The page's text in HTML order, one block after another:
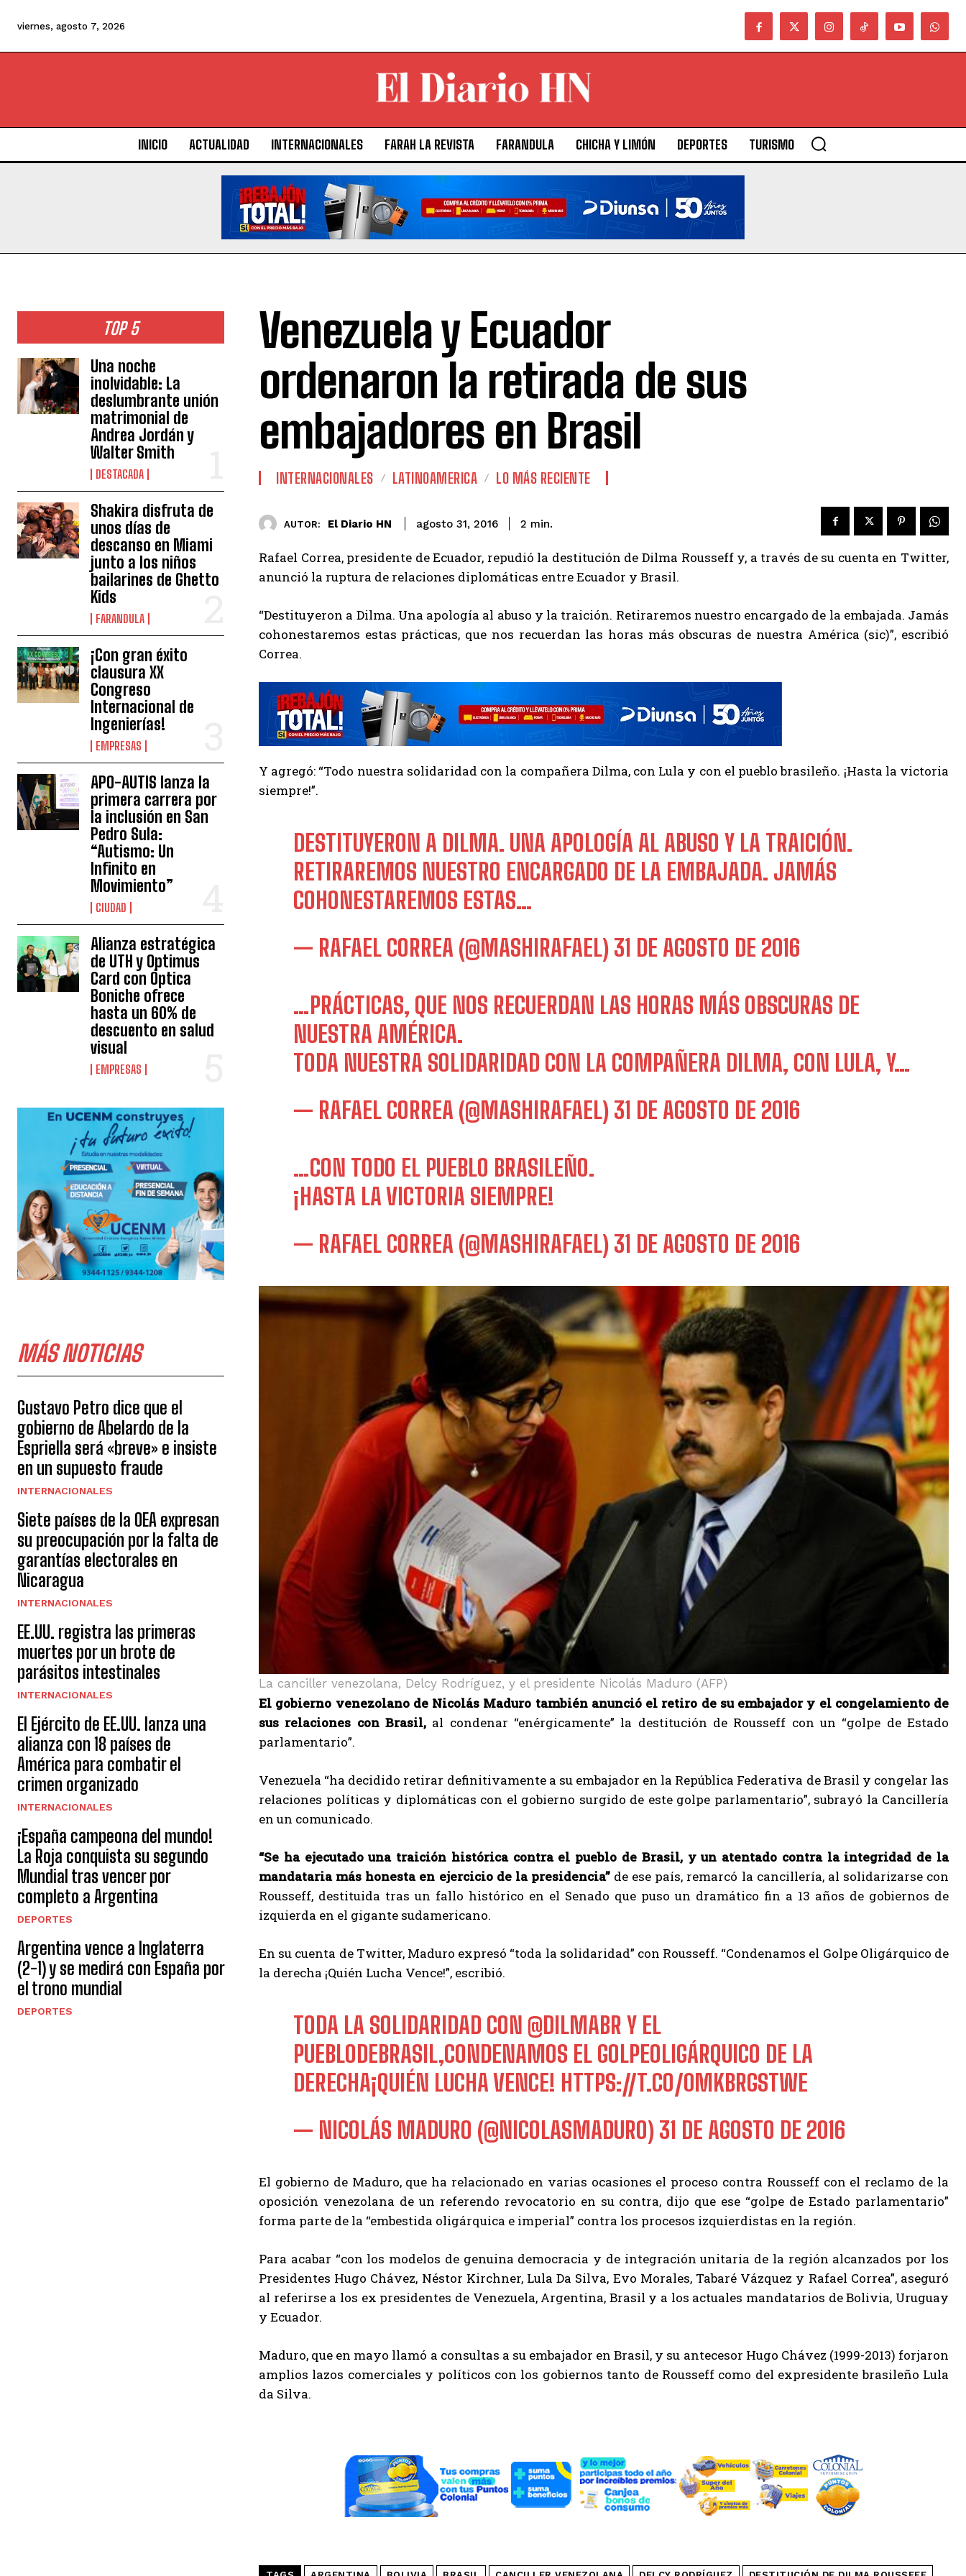
viernes, agosto 7, 2026
INICIO ACTUALIDAD INTERNACIONALES FARAH LA REVISTA FARANDULA CHICHA Y LIMÓN DEPORTES TURISMO
TOP 5
Una noche
inolvidable: La
deslumbrante unión
matrimonial de
Andrea Jordán y
Walter Smith
DESTACADA
Shakira disfruta de
unos días de
descanso en Miami
junto a los niños
bailarines de Ghetto
Kids
FARANDULA
¡Con gran éxito
clausura XX
Congreso
Internacional de
Ingenierías!
EMPRESAS
APO-AUTIS lanza la
primera carrera por
la inclusión en San
Pedro Sula:
“Autismo: Un
Infinito en
Movimiento”
CIUDAD
Alianza estratégica
de UTH y Optimus
Card con Óptica
Boniche ofrece
hasta un 60% de
descuento en salud
visual
EMPRESAS
MÁS NOTICIAS
Gustavo Petro dice que el
gobierno de Abelardo de la
Espriella será «breve» e insiste
en un supuesto fraude
INTERNACIONALES
Siete países de la OEA expresan
su preocupación por la falta de
garantías electorales en
Nicaragua
INTERNACIONALES
EE.UU. registra las primeras
muertes por un brote de
parásitos intestinales
INTERNACIONALES
El Ejército de EE.UU. lanza una
alianza con 18 países de
América para combatir el
crimen organizado
INTERNACIONALES
¡España campeona del mundo!
La Roja conquista su segundo
Mundial tras vencer por
completo a Argentina
DEPORTES
Argentina vence a Inglaterra
(2-1) y se medirá con España por
el trono mundial
DEPORTES
Venezuela y Ecuador
ordenaron la retirada de sus
embajadores en Brasil
INTERNACIONALES LATINOAMERICA LO MÁS RECIENTE
AUTOR: El Diario HN agosto 31, 2016 2 min.
Rafael Correa, presidente de Ecuador, repudió la destitución de Dilma Rousseff y, a través de su cuenta en Twitter,
anunció la ruptura de relaciones diplomáticas entre Ecuador y Brasil.
“Destituyeron a Dilma. Una apología al abuso y la traición. Retiraremos nuestro encargado de la embajada. Jamás
cohonestaremos estas prácticas, que nos recuerdan las horas más obscuras de nuestra América (sic)”, escribió
Correa.
Y agregó: “Todo nuestra solidaridad con la compañera Dilma, con Lula y con el pueblo brasileño. ¡Hasta la victoria
siempre!”.
DESTITUYERON A DILMA. UNA APOLOGÍA AL ABUSO Y LA TRAICIÓN.
RETIRAREMOS NUESTRO ENCARGADO DE LA EMBAJADA. JAMÁS
COHONESTAREMOS ESTAS…
— RAFAEL CORREA (@MASHIRAFAEL) 31 DE AGOSTO DE 2016
…PRÁCTICAS, QUE NOS RECUERDAN LAS HORAS MÁS OBSCURAS DE
NUESTRA AMÉRICA.
TODA NUESTRA SOLIDARIDAD CON LA COMPAÑERA DILMA, CON LULA, Y…
— RAFAEL CORREA (@MASHIRAFAEL) 31 DE AGOSTO DE 2016
…CON TODO EL PUEBLO BRASILEÑO.
¡HASTA LA VICTORIA SIEMPRE!
— RAFAEL CORREA (@MASHIRAFAEL) 31 DE AGOSTO DE 2016
La canciller venezolana, Delcy Rodríguez, y el presidente Nicolás Maduro (AFP)
El gobierno venezolano de Nicolás Maduro también anunció el retiro de su embajador y el congelamiento de
sus relaciones con Brasil, al condenar “enérgicamente” la destitución de Rousseff con un “golpe de Estado
parlamentario”.
Venezuela “ha decidido retirar definitivamente a su embajador en la República Federativa de Brasil y congelar las
relaciones políticas y diplomáticas con el gobierno surgido de este golpe parlamentario”, subrayó la Cancillería
en un comunicado.
“Se ha ejecutado una traición histórica contra el pueblo de Brasil, y un atentado contra la integridad de la
mandataria más honesta en ejercicio de la presidencia”de ese país, remarcó la cancillería, al solidarizarse con
Rousseff, destituida tras un fallo histórico en el Senado que puso un dramático fin a 13 años de gobiernos de
izquierda en el gigante sudamericano.
En su cuenta de Twitter, Maduro expresó “toda la solidaridad” con Rousseff. “Condenamos el Golpe Oligárquico de
la derecha ¡Quién Lucha Vence!”, escribió.
TODA LA SOLIDARIDAD CON @DILMABR Y EL
PUEBLODEBRASIL,CONDENAMOS EL GOLPEOLIGÁRQUICO DE LA
DERECHA¡QUIÉN LUCHA VENCE! HTTPS://T.CO/0MKBRGSTWE
— NICOLÁS MADURO (@NICOLASMADURO) 31 DE AGOSTO DE 2016
El gobierno de Maduro, que ha relacionado en varias ocasiones el proceso contra Rousseff con el reclamo de la
oposición venezolana de un referendo revocatorio en su contra, dijo que ese “golpe de Estado parlamentario”
forma parte de la “embestida oligárquica e imperial” contra los procesos izquierdistas en la región.
Para acabar “con los modelos de genuina democracia y de integración unitaria de la región alcanzados por los
Presidentes Hugo Chávez, Néstor Kirchner, Lula Da Silva, Evo Morales, Tabaré Vázquez y Rafael Correa”, aseguró
al referirse a los ex presidentes de Venezuela, Argentina, Brasil y a los actuales mandatarios de Bolivia, Uruguay
y Ecuador.
Maduro, que en mayo llamó a consultas a su embajador en Brasil, y su antecesor Hugo Chávez (1999-2013) forjaron
amplios lazos comerciales y políticos con los gobiernos tanto de Rousseff como del expresidente brasileño Lula
da Silva.